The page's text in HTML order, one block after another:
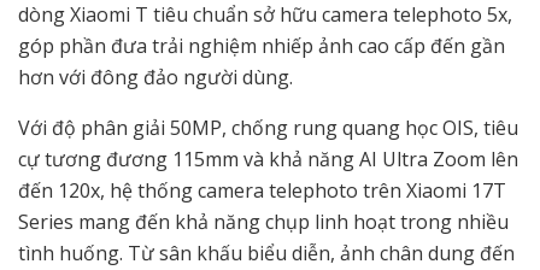
dòng Xiaomi T tiêu chuẩn sở hữu camera telephoto 5x,
góp phần đưa trải nghiệm nhiếp ảnh cao cấp đến gần
hơn với đông đảo người dùng.
Với độ phân giải 50MP, chống rung quang học OIS, tiêu
cự tương đương 115mm và khả năng AI Ultra Zoom lên
đến 120x, hệ thống camera telephoto trên Xiaomi 17T
Series mang đến khả năng chụp linh hoạt trong nhiều
tình huống. Từ sân khấu biểu diễn, ảnh chân dung đến